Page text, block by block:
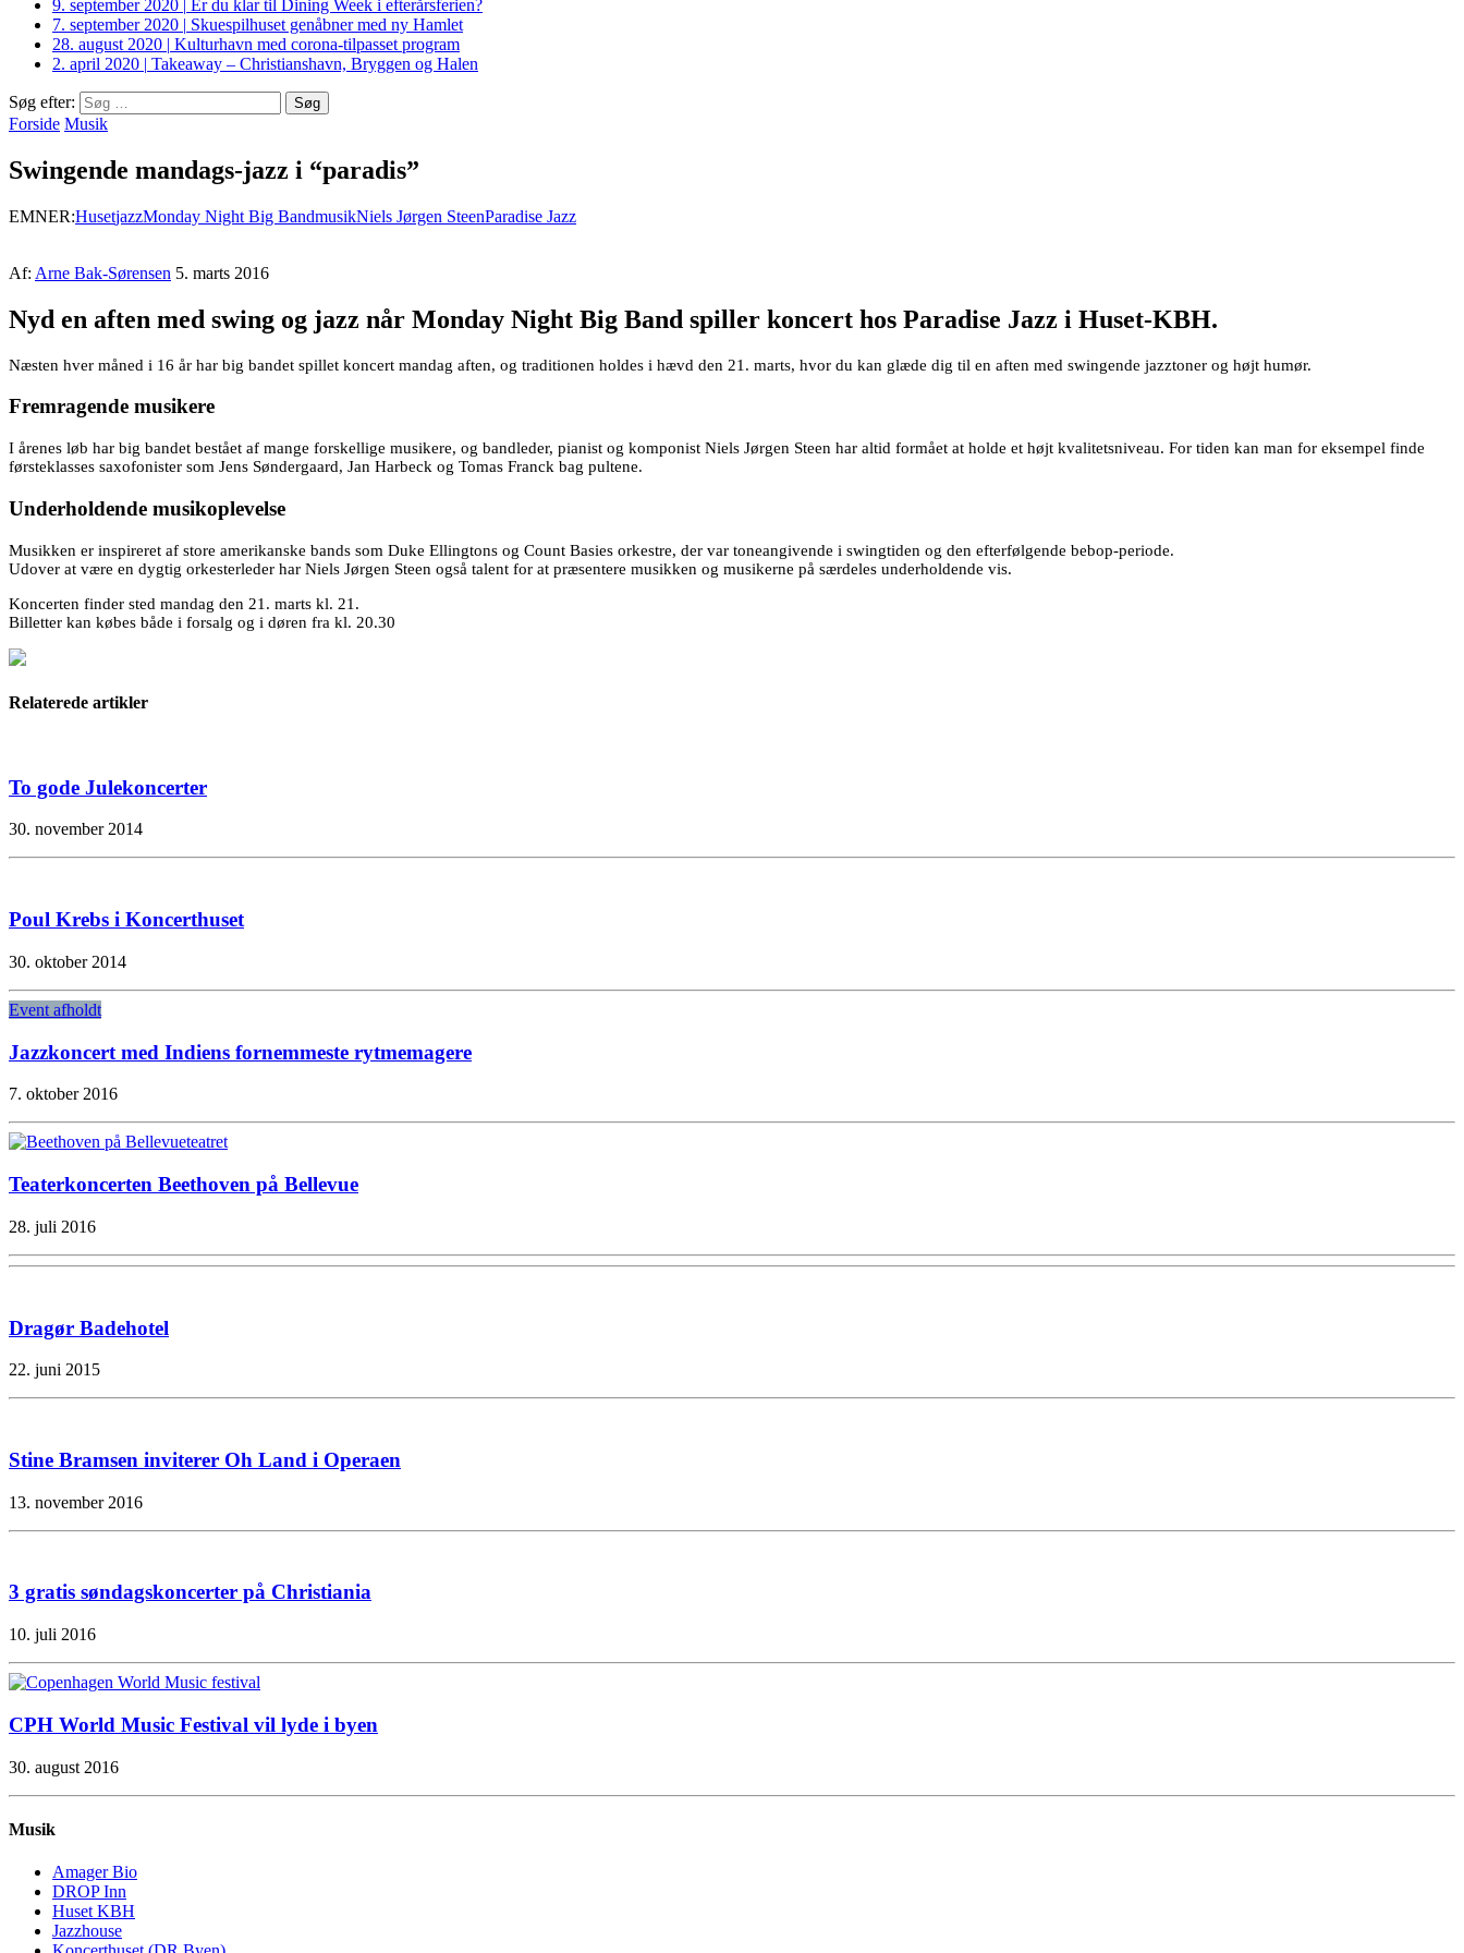
9. september 2020
Er du klar til Dining Week i efterårsferien?
7. september 2020 | Skuespilhuset genåbner med ny Hamlet
28. august 2020 | Kulturhavn med corona-tilpasset program
2. april 2020 | Takeaway – Christianshavn, Bryggen og Halen
Søg efter:
Forside Musik
Swingende mandags-jazz i “paradis”
EMNER:HusetjazzMonday Night Big BandmusikNiels Jørgen SteenParadise Jazz
Af: Arne Bak-Sørensen 5. marts 2016
Nyd en aften med swing og jazz når Monday Night Big Band spiller koncert hos Paradise Jazz i Huset-KBH.
Næsten hver måned i 16 år har big bandet spillet koncert mandag aften, og traditionen holdes i hævd den 21. marts, hvor du kan glæde dig til en aften med swingende jazztoner og højt humør.
Fremragende musikere
I årenes løb har big bandet bestået af mange forskellige musikere, og bandleder, pianist og komponist Niels Jørgen Steen har altid formået at holde et højt kvalitetsniveau. For tiden kan man for eksempel finde
førsteklasses saxofonister som Jens Søndergaard, Jan Harbeck og Tomas Franck bag pultene.
Underholdende musikoplevelse
Musikken er inspireret af store amerikanske bands som Duke Ellingtons og Count Basies orkestre, der var toneangivende i swingtiden og den efterfølgende bebop-periode.
Udover at være en dygtig orkesterleder har Niels Jørgen Steen også talent for at præsentere musikken og musikerne på særdeles underholdende vis.
Koncerten finder sted mandag den 21. marts kl. 21.
Billetter kan købes både i forsalg og i døren fra kl. 20.30
Relaterede artikler
To gode Julekoncerter
30. november 2014
Poul Krebs i Koncerthuset
30. oktober 2014
Event afholdt
Jazzkoncert med Indiens fornemmeste rytmemagere
7. oktober 2016
Teaterkoncerten Beethoven på Bellevue
28. juli 2016
Dragør Badehotel
22. juni 2015
Stine Bramsen inviterer Oh Land i Operaen
13. november 2016
3 gratis søndagskoncerter på Christiania
10. juli 2016
CPH World Music Festival vil lyde i byen
30. august 2016
Musik
Amager Bio
DROP Inn
Huset KBH
Jazzhouse